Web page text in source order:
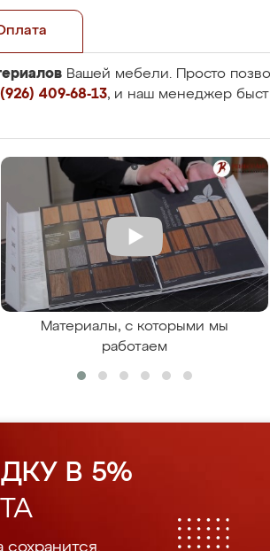
Вашей мебели. Просто
409-68-13, и наш менеджер
Материалы, с которыми мы
работаем
В 5%
сохранится.